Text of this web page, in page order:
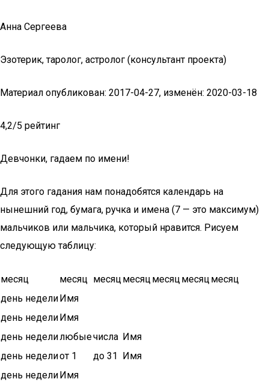
Анна Сергеева
Эзотерик, таролог, астролог (консультант проекта)
Материал опубликован: 2017-04-27, изменён: 2020-03-18
4,2/5 рейтинг
Девчонки, гадаем по имени!
Для этого гадания нам понадобятся календарь на
нынешний год, бумага, ручка и имена (7 — это максимум)
мальчиков или мальчика, который нравится. Рисуем
следующую таблицу:
месяц месяц месяцмесяцмесяцмесяцмесяц
день неделиИмя
день неделиИмя
день неделилюбыечисла Имя
день неделиот 1 до 31 Имя
день неделиИмя